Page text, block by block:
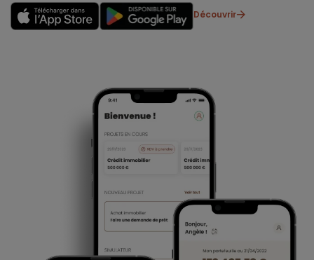
Découvrir